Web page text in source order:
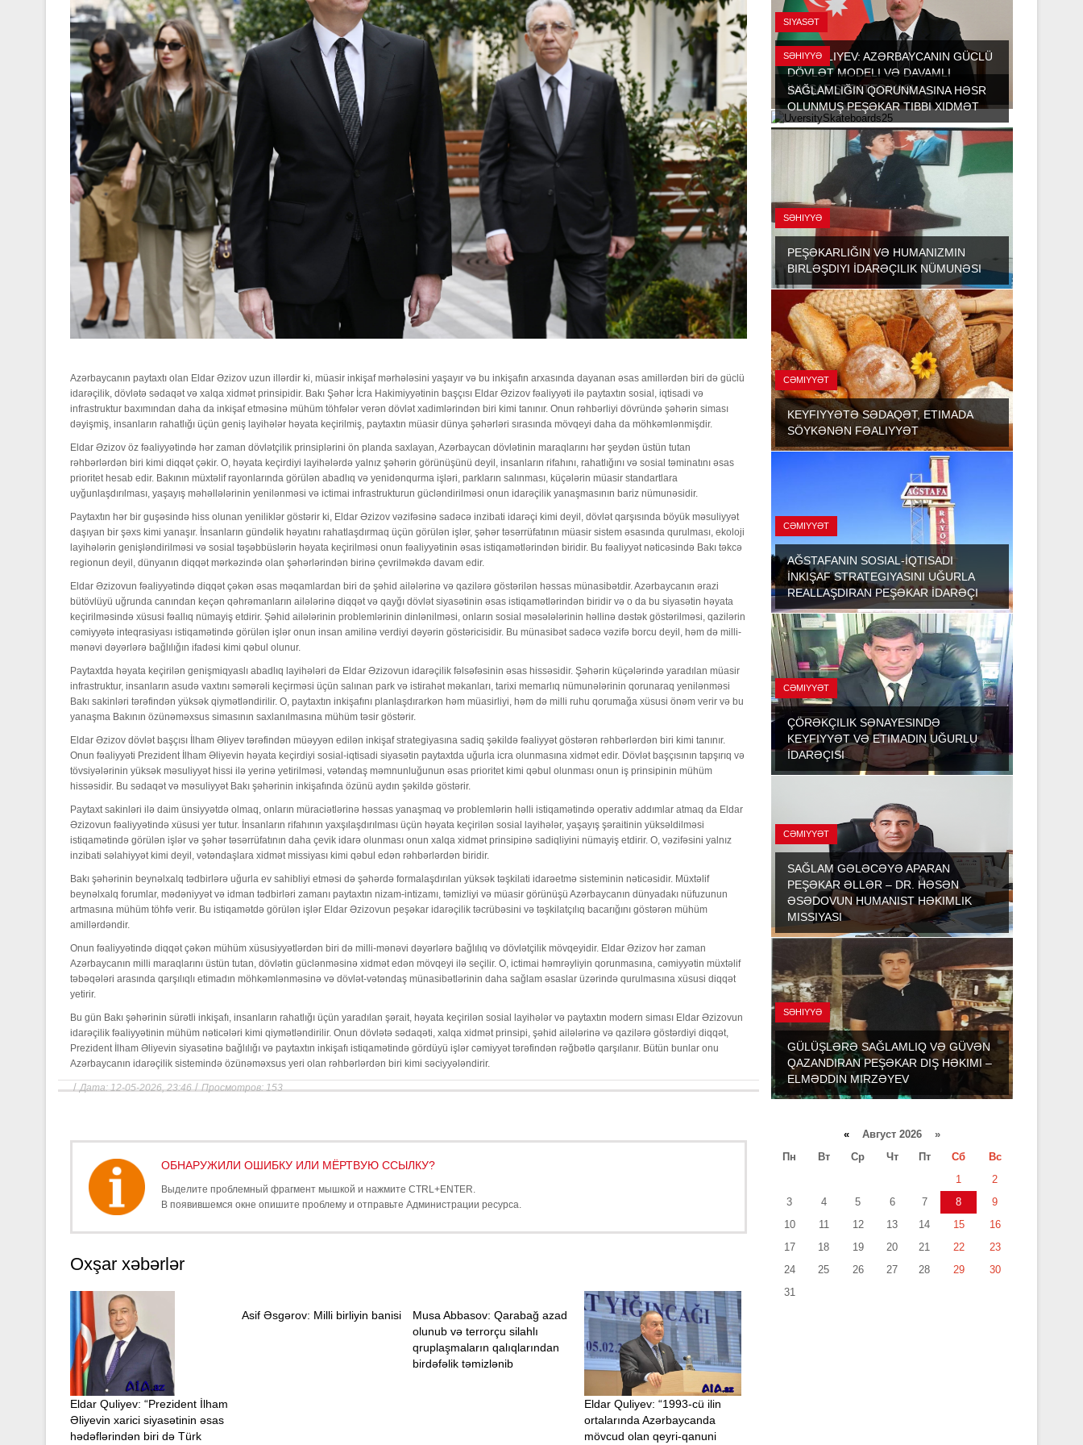
Azərbaycanın paytaxtı olan Eldar Əzizov uzun illərdir ki, müasir inkişaf mərhələsini yaşayır və bu inkişafın arxasında dayanan əsas amillərdən biri də güclü
idarəçilik, dövlətə sədaqət və xalqa xidmət prinsipidir. Bakı Şəhər İcra Hakimiyyətinin başçısı Eldar Əzizov fəaliyyəti ilə paytaxtın sosial, iqtisadi və
infrastruktur baxımından daha da inkişaf etməsinə mühüm töhfələr verən dövlət xadimlərindən biri kimi tanınır. Onun rəhbərliyi dövründə şəhərin siması
dəyişmiş, insanların rahatlığı üçün geniş layihələr həyata keçirilmiş, paytaxtın müasir dünya şəhərləri sırasında mövqeyi daha da möhkəmlənmişdir.
Eldar Əzizov öz fəaliyyətində hər zaman dövlətçilik prinsiplərini ön planda saxlayan, Azərbaycan dövlətinin maraqlarını hər şeydən üstün tutan
rəhbərlərdən biri kimi diqqət çəkir. O, həyata keçirdiyi layihələrdə yalnız şəhərin görünüşünü deyil, insanların rifahını, rahatlığını və sosial təminatını əsas
prioritet hesab edir. Bakının müxtəlif rayonlarında görülən abadlıq və yenidənqurma işləri, parkların salınması, küçələrin müasir standartlara
uyğunlaşdırılması, yaşayış məhəllələrinin yenilənməsi və ictimai infrastrukturun gücləndirilməsi onun idarəçilik yanaşmasının bariz nümunəsidir.
Paytaxtın hər bir guşəsində hiss olunan yeniliklər göstərir ki, Eldar Əzizov vəzifəsinə sadəcə inzibati idarəçi kimi deyil, dövlət qarşısında böyük məsuliyyət
daşıyan bir şəxs kimi yanaşır. İnsanların gündəlik həyatını rahatlaşdırmaq üçün görülən işlər, şəhər təsərrüfatının müasir sistem əsasında qurulması, ekoloji
layihələrin genişləndirilməsi və sosial təşəbbüslərin həyata keçirilməsi onun fəaliyyətinin əsas istiqamətlərindən biridir. Bu fəaliyyət nəticəsində Bakı təkcə
regionun deyil, dünyanın diqqət mərkəzində olan şəhərlərindən birinə çevrilməkdə davam edir.
Eldar Əzizovun fəaliyyətində diqqət çəkən əsas məqamlardan biri də şəhid ailələrinə və qazilərə göstərilən həssas münasibətdir. Azərbaycanın ərazi
bütövlüyü uğrunda canından keçən qəhrəmanların ailələrinə diqqət və qayğı dövlət siyasətinin əsas istiqamətlərindən biridir və o da bu siyasətin həyata
keçirilməsində xüsusi fəallıq nümayiş etdirir. Şəhid ailələrinin problemlərinin dinlənilməsi, onların sosial məsələlərinin həllinə dəstək göstərilməsi, qazilərin
cəmiyyətə inteqrasiyası istiqamətində görülən işlər onun insan amilinə verdiyi dəyərin göstəricisidir. Bu münasibət sadəcə vəzifə borcu deyil, həm də milli-
mənəvi dəyərlərə bağlılığın ifadəsi kimi qəbul olunur.
Paytaxtda həyata keçirilən genişmiqyaslı abadlıq layihələri də Eldar Əzizovun idarəçilik fəlsəfəsinin əsas hissəsidir. Şəhərin küçələrində yaradılan müasir
infrastruktur, insanların asudə vaxtını səmərəli keçirməsi üçün salınan park və istirahət məkanları, tarixi memarlıq nümunələrinin qorunaraq yenilənməsi
Bakı sakinləri tərəfindən yüksək qiymətləndirilir. O, paytaxtın inkişafını planlaşdırarkən həm müasirliyi, həm də milli ruhu qorumağa xüsusi önəm verir və bu
yanaşma Bakının özünəməxsus simasının saxlanılmasına mühüm təsir göstərir.
Eldar Əzizov dövlət başçısı İlham Əliyev tərəfindən müəyyən edilən inkişaf strategiyasına sadiq şəkildə fəaliyyət göstərən rəhbərlərdən biri kimi tanınır.
Onun fəaliyyəti Prezident İlham Əliyevin həyata keçirdiyi sosial-iqtisadi siyasətin paytaxtda uğurla icra olunmasına xidmət edir. Dövlət başçısının tapşırıq və
tövsiyələrinin yüksək məsuliyyət hissi ilə yerinə yetirilməsi, vətəndaş məmnunluğunun əsas prioritet kimi qəbul olunması onun iş prinsipinin mühüm
hissəsidir. Bu sədaqət və məsuliyyət Bakı şəhərinin inkişafında özünü aydın şəkildə göstərir.
Paytaxt sakinləri ilə daim ünsiyyətdə olmaq, onların müraciətlərinə həssas yanaşmaq və problemlərin həlli istiqamətində operativ addımlar atmaq da Eldar
Əzizovun fəaliyyətində xüsusi yer tutur. İnsanların rifahının yaxşılaşdırılması üçün həyata keçirilən sosial layihələr, yaşayış şəraitinin yüksəldilməsi
istiqamətində görülən işlər və şəhər təsərrüfatının daha çevik idarə olunması onun xalqa xidmət prinsipinə sadiqliyini nümayiş etdirir. O, vəzifəsini yalnız
inzibati səlahiyyət kimi deyil, vətəndaşlara xidmət missiyası kimi qəbul edən rəhbərlərdən biridir.
Bakı şəhərinin beynəlxalq tədbirlərə uğurla ev sahibliyi etməsi də şəhərdə formalaşdırılan yüksək təşkilati idarəetmə sisteminin nəticəsidir. Müxtəlif
beynəlxalq forumlar, mədəniyyət və idman tədbirləri zamanı paytaxtın nizam-intizamı, təmizliyi və müasir görünüşü Azərbaycanın dünyadakı nüfuzunun
artmasına mühüm töhfə verir. Bu istiqamətdə görülən işlər Eldar Əzizovun peşəkar idarəçilik təcrübəsini və təşkilatçılıq bacarığını göstərən mühüm
amillərdəndir.
Onun fəaliyyətində diqqət çəkən mühüm xüsusiyyətlərdən biri də milli-mənəvi dəyərlərə bağlılıq və dövlətçilik mövqeyidir. Eldar Əzizov hər zaman
Azərbaycanın milli maraqlarını üstün tutan, dövlətin güclənməsinə xidmət edən mövqeyi ilə seçilir. O, ictimai həmrəyliyin qorunmasına, cəmiyyətin müxtəlif
təbəqələri arasında qarşılıqlı etimadın möhkəmlənməsinə və dövlət-vətəndaş münasibətlərinin daha sağlam əsaslar üzərində qurulmasına xüsusi diqqət
yetirir.
Bu gün Bakı şəhərinin sürətli inkişafı, insanların rahatlığı üçün yaradılan şərait, həyata keçirilən sosial layihələr və paytaxtın modern siması Eldar Əzizovun
idarəçilik fəaliyyətinin mühüm nəticələri kimi qiymətləndirilir. Onun dövlətə sədaqəti, xalqa xidmət prinsipi, şəhid ailələrinə və qazilərə göstərdiyi diqqət,
Prezident İlham Əliyevin siyasətinə bağlılığı və paytaxtın inkişafı istiqamətində gördüyü işlər cəmiyyət tərəfindən rəğbətlə qarşılanır. Bütün bunlar onu
Azərbaycanın idarəçilik sistemində özünəməxsus yeri olan rəhbərlərdən biri kimi səciyyələndirir.
/Дата: 12-05-2026, 23:46/Просмотров: 153
ОБНАРУЖИЛИ ОШИБКУ ИЛИ МЁРТВУЮ ССЫЛКУ?
Выделите проблемный фрагмент мышкой и нажмите CTRL+ENTER.
В появившемся окне опишите проблему и отправьте Администрации ресурса.
Oxşar xəbərlər
Eldar Quliyev: “Prezident İlham
Əliyevin xarici siyasətinin əsas
hədəflərindən biri də Türk
Asif Əsgərov: Milli birliyin banisi
Musa Abbasov: Qarabağ azad
olunub və terrorçu silahlı
qruplaşmaların qalıqlarından
birdəfəlik təmizlənib
Eldar Quliyev: “1993-cü ilin
ortalarında Azərbaycanda
mövcud olan qeyri-qanuni
SIYASƏT
AYAZ ƏLIYEV: AZƏRBAYCANIN GÜCLÜ
DÖVLƏT MODELI VƏ DAVAMLI
İNKIŞAF STRATEGIYASI
SƏHIYYƏ
SAĞLAMLIĞIN QORUNMASINA HƏSR
OLUNMUŞ PEŞƏKAR TIBBI XIDMƏT
SƏHIYYƏ
PEŞƏKARLIĞIN VƏ HUMANIZMIN
BIRLƏŞDIYI İDARƏÇILIK NÜMUNƏSI
CƏMIYYƏT
KEYFIYYƏTƏ SƏDAQƏT, ETIMADA
SÖYKƏNƏN FƏALIYYƏT
CƏMIYYƏT
AĞSTAFANIN SOSIAL-İQTISADI
İNKIŞAF STRATEGIYASINI UĞURLA
REALLAŞDIRAN PEŞƏKAR İDARƏÇI
CƏMIYYƏT
ÇÖRƏKÇILIK SƏNAYESINDƏ
KEYFIYYƏT VƏ ETIMADIN UĞURLU
İDARƏÇISI
CƏMIYYƏT
SAĞLAM GƏLƏCƏYƏ APARAN
PEŞƏKAR ƏLLƏR – DR. HƏSƏN
ƏSƏDOVUN HUMANIST HƏKIMLIK
MISSIYASI
SƏHIYYƏ
GÜLÜŞLƏRƏ SAĞLAMLIQ VƏ GÜVƏN
QAZANDIRAN PEŞƏKAR DIŞ HƏKIMI –
ELMƏDDIN MIRZƏYEV
« Август 2026 »
Пн
Вт Ср Чт Пт Сб
Вс
1
2
3
4 5 6 7 8
9
10
11 12 13 14 15
16
17
18 19 20 21 22
23
24
25 26 27 28 29
30
31